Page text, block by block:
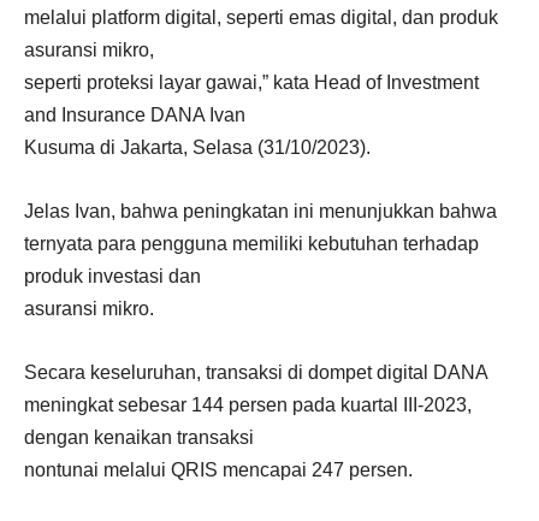
melalui platform digital, seperti emas digital, dan produk
asuransi mikro,
seperti proteksi layar gawai,” kata Head of Investment
and Insurance DANA Ivan
Kusuma di Jakarta, Selasa (31/10/2023).
Jelas Ivan, bahwa peningkatan ini menunjukkan bahwa
ternyata para pengguna memiliki kebutuhan terhadap
produk investasi dan
asuransi mikro.
Secara keseluruhan, transaksi di dompet digital DANA
meningkat sebesar 144 persen pada kuartal III-2023,
dengan kenaikan transaksi
nontunai melalui QRIS mencapai 247 persen.